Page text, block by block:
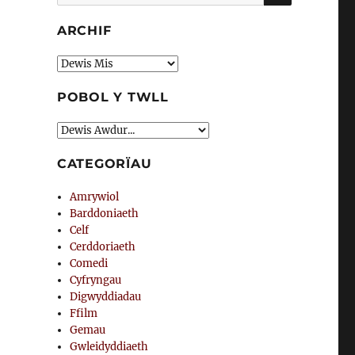
ARCHIF
Archif
POBOL Y TWLL
CATEGORÏAU
Amrywiol
Barddoniaeth
Celf
Cerddoriaeth
Comedi
Cyfryngau
Digwyddiadau
Ffilm
Gemau
Gwleidyddiaeth